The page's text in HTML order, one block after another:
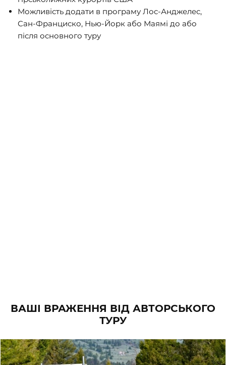
Можливість додати в програму Лос-Анджелес,
Сан-Франциско, Нью-Йорк або Маямі до або
після основного туру
ВАШІ ВРАЖЕННЯ ВІД АВТОРСЬКОГО
ТУРУ